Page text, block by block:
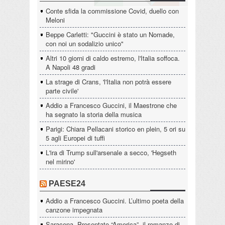
Conte sfida la commissione Covid, duello con
Meloni
Beppe Carletti: "Guccini è stato un Nomade,
con noi un sodalizio unico"
Altri 10 giorni di caldo estremo, l'Italia soffoca.
A Napoli 48 gradi
La strage di Crans, 'l'Italia non potrà essere
parte civile'
Addio a Francesco Guccini, il Maestrone che
ha segnato la storia della musica
Parigi: Chiara Pellacani storico en plein, 5 ori su
5 agli Europei di tuffi
L'ira di Trump sull'arsenale a secco, 'Hegseth
nel mirino'
PAESE24
Addio a Francesco Guccini. L’ultimo poeta della
canzone impegnata